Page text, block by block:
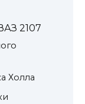
2107
Холла